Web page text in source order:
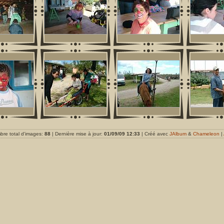
total d'images: 88 | Dernière mise à jour: 01/09/09 12:33 | Créé avec JAlbum & Chameleon |